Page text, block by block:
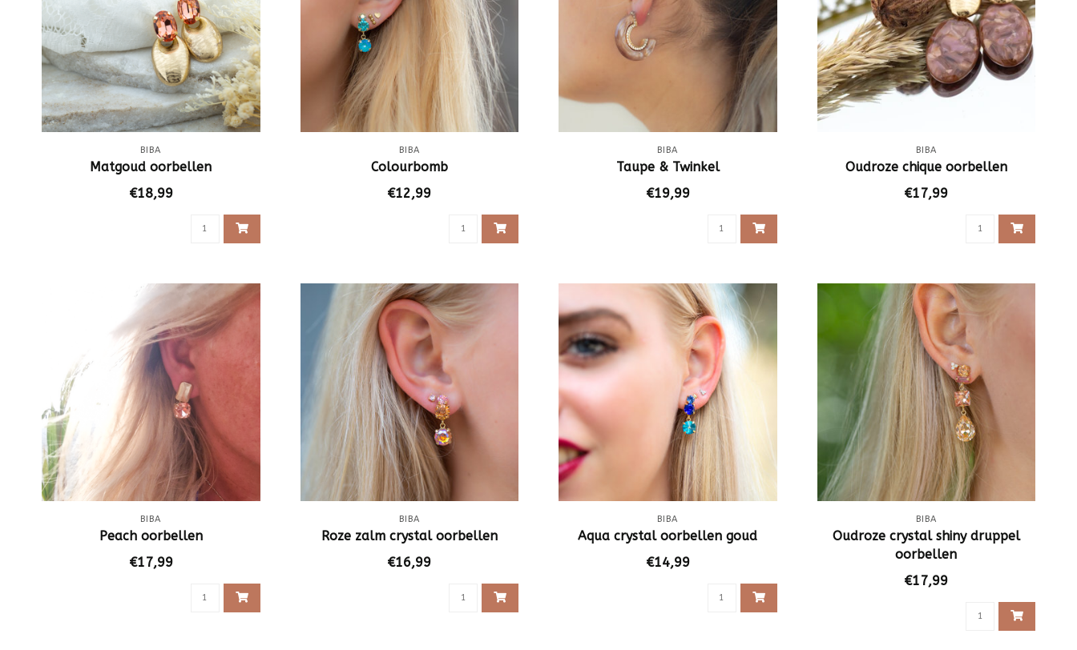
BIBA
Matgoud oorbellen
€18,99
BIBA
Colourbomb
€12,99
BIBA
Taupe & Twinkel
€19,99
BIBA
Oudroze chique oorbellen
€17,99
BIBA
Peach oorbellen
€17,99
BIBA
Roze zalm crystal oorbellen
€16,99
BIBA
Aqua crystal oorbellen goud
€14,99
BIBA
Oudroze crystal shiny druppel
oorbellen
€17,99